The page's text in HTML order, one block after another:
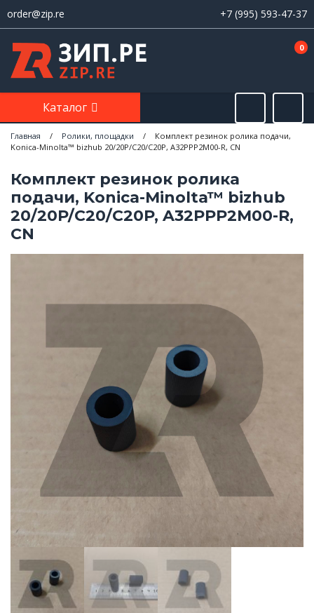
order@zip.re +7 (995) 593-47-37
0
Каталог
Главная / Ролики, площадки /
Комплект резинок ролика подачи,
Konica-Minolta™ bizhub 20/20P/C20/C20P, A32PPP2M00-R, CN
Комплект резинок ролика
подачи, Konica-Minolta™ bizhub
20/20P/C20/C20P, A32PPP2M00-R,
CN